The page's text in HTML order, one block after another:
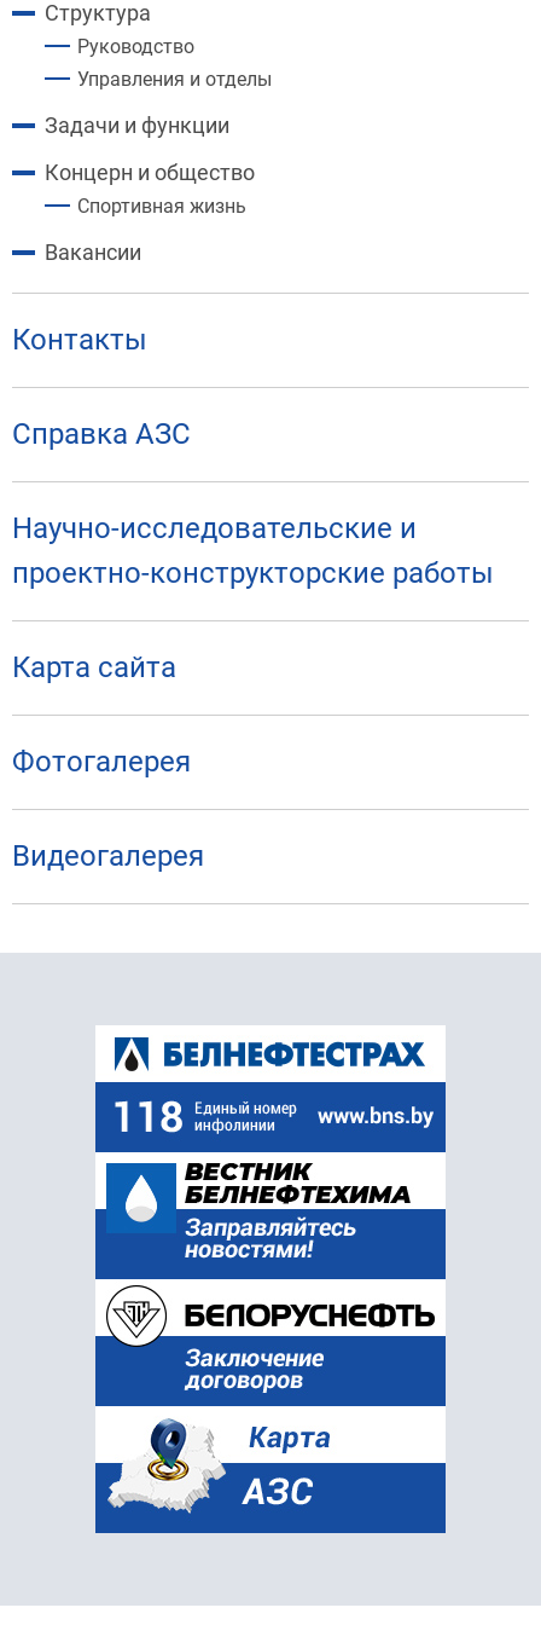
Структура
Руководство
Управления и отделы
Задачи и функции
Концерн и общество
Спортивная жизнь
Вакансии
Контакты
Справка АЗС
Научно-исследовательские и
проектно-конструкторские работы
Карта сайта
Фотогалерея
Видеогалерея